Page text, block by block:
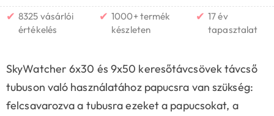
✔ 8325 vásárlói
értékelés
✔ 1000+ termék
készleten
✔ 17 év
tapasztalat
SkyWatcher 6x30 és 9x50 keresőtávcsövek távcső
tubuson való használatához papucsra van szükség:
felcsavarozva a tubusra ezeket a papucsokat, a